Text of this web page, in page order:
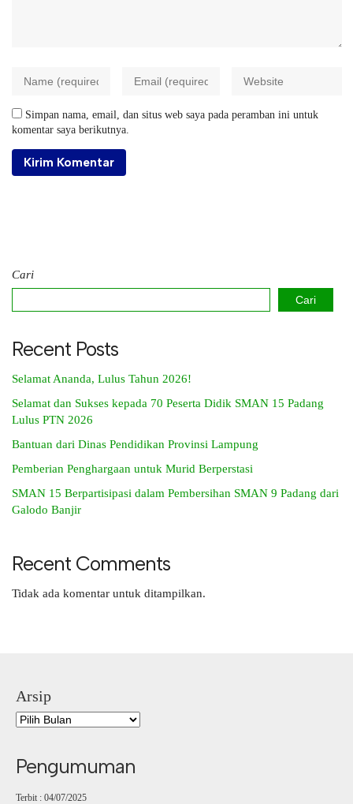
Simpan nama, email, dan situs web saya pada peramban ini untuk
komentar saya berikutnya.
Cari
Cari
Recent Posts
Selamat Ananda, Lulus Tahun 2026!
Selamat dan Sukses kepada 70 Peserta Didik SMAN 15 Padang
Lulus PTN 2026
Bantuan dari Dinas Pendidikan Provinsi Lampung
Pemberian Penghargaan untuk Murid Berperstasi
SMAN 15 Berpartisipasi dalam Pembersihan SMAN 9 Padang dari
Galodo Banjir
Recent Comments
Tidak ada komentar untuk ditampilkan.
Arsip
Pengumuman
Terbit : 04/07/2025